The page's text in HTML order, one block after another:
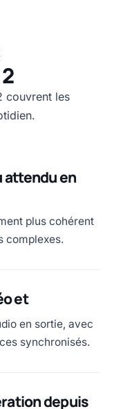
couvrent les
attendu en
plus cohérent
complexes.
et
en sortie, avec
synchronisés.
depuis